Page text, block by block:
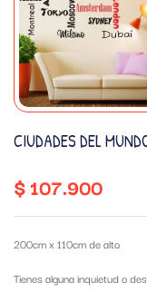
CIUDADES DEL
$107.900
200cm x 110cm de alto
Tienes alguna inquietud o